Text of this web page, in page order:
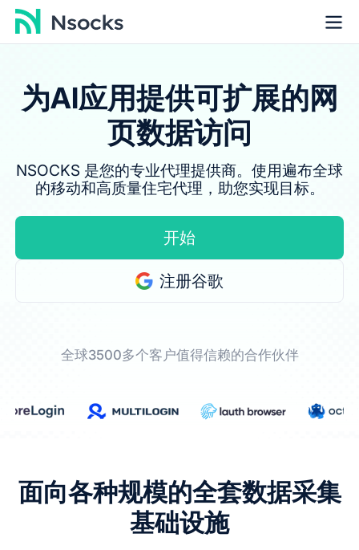
为AI应用提供可扩展的网
页数据访问
NSOCKS 是您的专业代理提供商。使用遍布全球
的移动和高质量住宅代理，助您实现目标。
开始
注册谷歌
全球3500多个客户值得信赖的合作伙伴
面向各种规模的全套数据采集
基础设施